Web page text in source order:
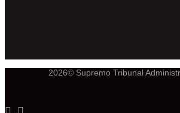
2026© Supremo Tribunal